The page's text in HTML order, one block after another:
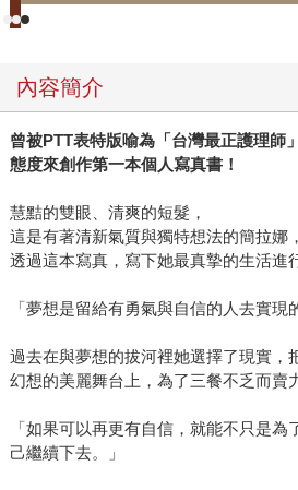
內容簡介
曾被PTT表特版喻為「台灣最正護理師
態度來創作第一本個人寫真書！
慧黠的雙眼、清爽的短髮，
這是有著清新氣質與獨特想法的簡拉娜，
透過這本寫真，寫下她最真摯的生活進
「夢想是留給有勇氣與自信的人去實現
過去在與夢想的拔河裡她選擇了現實，
幻想的美麗舞台上，為了三餐不乏而賣
「如果可以再更有自信，就能不只是為
己繼續下去。」